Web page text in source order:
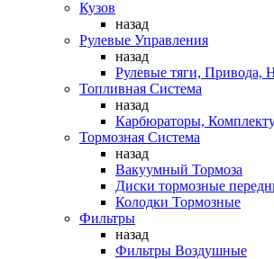
Кузов
назад
Рулевые Управления
назад
Рулевые тяги, Привода,
Топливная Система
назад
Карбюраторы,
Тормозная Система
назад
Вакуумный Тормоза
Диски тормозные
Колодки Тормозные
Фильтры
назад
Фильтры Воздушные